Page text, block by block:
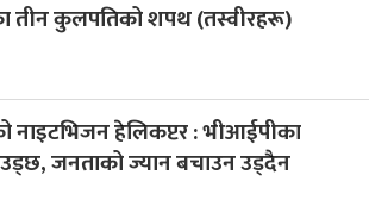
तीन कुलपतिको शपथ (तस्वीरहरू)
नाइटभिजन हेलिकप्टर : भीआईपीका
जनताको ज्यान बचाउन उड्दैन